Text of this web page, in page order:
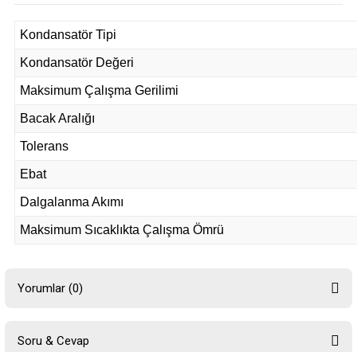
Kondansatör Tipi
Kondansatör Değeri
Maksimum Çalışma Gerilimi
Bacak Aralığı
Tolerans
Ebat
Dalgalanma Akımı
Maksimum Sıcaklıkta Çalışma Ömrü
Yorumlar (0)
Soru & Cevap